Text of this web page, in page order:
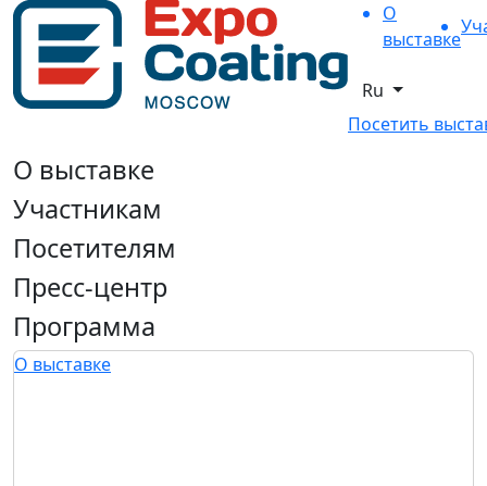
О
выставке
Ru
Посетить
О выставке
Участникам
Посетителям
Пресс-центр
Программа
О выставке